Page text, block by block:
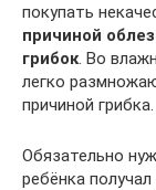
покупать
причиной
грибок . Во
легко
причиной грибка.
Обязательно
ребёнка